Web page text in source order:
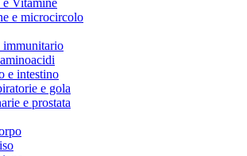
e microcircolo
immunitario
e intestino
e gola
e prostata